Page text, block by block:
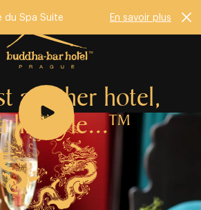
another hotel,
lifestyle...TM
du Spa Suite En savoir plus